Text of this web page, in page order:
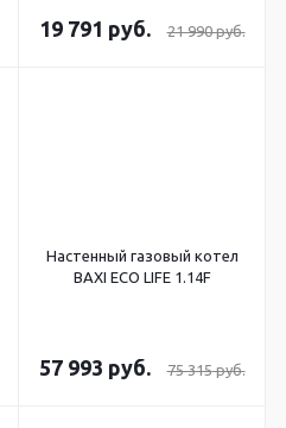
19 791 руб. 21 990руб.
Настенный газовый котел
BAXI ECO LIFE 1.14F
57 993 руб. 75 315руб.